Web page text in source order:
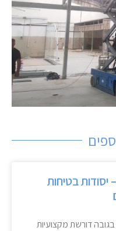
בטיחות
דורשת מקצועיות